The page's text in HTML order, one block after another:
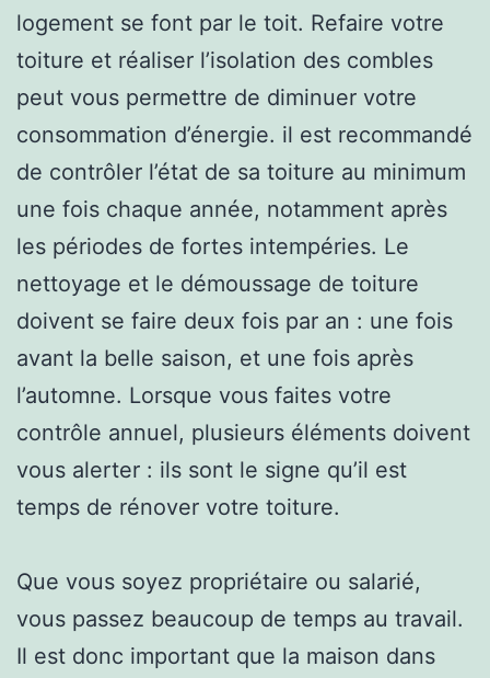
logement se font par le toit. Refaire votre
toiture et réaliser l’isolation des combles
peut vous permettre de diminuer votre
consommation d’énergie. il est recommandé
de contrôler l’état de sa toiture au minimum
une fois chaque année, notamment après
les périodes de fortes intempéries. Le
nettoyage et le démoussage de toiture
doivent se faire deux fois par an : une fois
avant la belle saison, et une fois après
l’automne. Lorsque vous faites votre
contrôle annuel, plusieurs éléments doivent
vous alerter : ils sont le signe qu’il est
temps de rénover votre toiture.
Que vous soyez propriétaire ou salarié,
vous passez beaucoup de temps au travail.
Il est donc important que la maison dans